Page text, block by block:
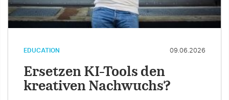
EDUCATION 09.06.2026
Ersetzen KI-Tools den
kreativen Nachwuchs?